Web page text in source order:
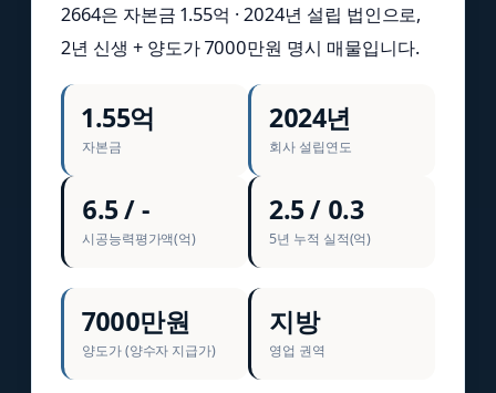
2664은 자본금 1.55억 · 2024년 설립 법인으로,
2년 신생 + 양도가 7000만원 명시 매물입니다.
1.55억
자본금
2024년
회사 설립연도
6.5 / -
시공능력평가액(억)
2.5 / 0.3
5년 누적 실적(억)
7000만원
양도가 (양수자 지급가)
지방
영업 권역